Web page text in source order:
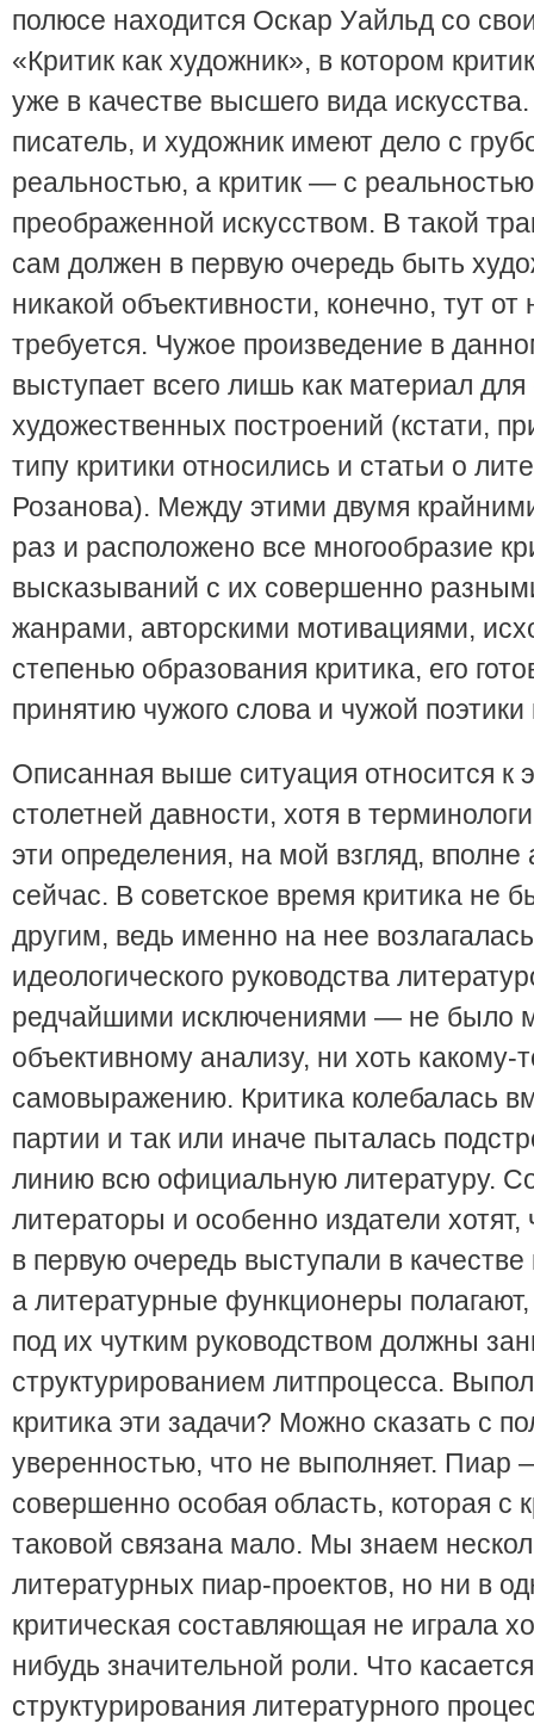
полюсе находится Оскар Уайльд со
«Критик как художник», в котором
уже в качестве высшего вида
писатель, и художник имеют дело с
реальностью, а критик — с
преображенной искусством. В такой
сам должен в первую очередь быть
никакой объективности, конечно, тут от
требуется. Чужое произведение в
выступает всего лишь как материал
художественных построений (кстати,
типу критики относились и статьи о
Розанова). Между этими двумя
раз и расположено все многообразие
высказываний с их совершенно
жанрами, авторскими мотивациями,
степенью образования критика, его
принятию чужого слова и чужой поэтики
Описанная выше ситуация относится к
столетней давности, хотя в
эти определения, на мой взгляд, вполне
сейчас. В советское время критика не
другим, ведь именно на нее
идеологического руководства
редчайшими исключениями — не было
объективному анализу, ни хоть какому-
самовыражению. Критика колебалась
партии и так или иначе пыталась
линию всю официальную литературу.
литераторы и особенно издатели хотят,
в первую очередь выступали в
а литературные функционеры полагают,
под их чутким руководством должны
структурированием литпроцесса.
критика эти задачи? Можно сказать с
уверенностью, что не выполняет. Пиар
совершенно особая область, которая с
таковой связана мало. Мы знаем
литературных пиар-проектов, но ни в
критическая составляющая не играла
нибудь значительной роли. Что касается
структурирования литературного